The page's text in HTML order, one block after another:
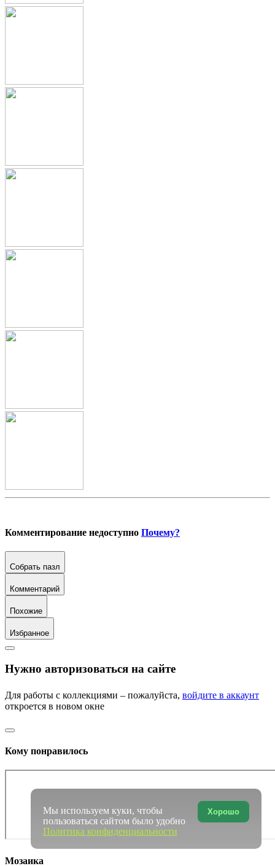
Комментирование недоступно Почему?
Собрать пазл
Комментарий
Похожие
Избранное
Нужно авторизоваться на сайте
Для работы с коллекциями – пожалуйста, войдите в аккаунт
откроется в новом окне
Кому понравилось
Мозаика
Хорошо
Мы используем куки, чтобы
пользоваться сайтом было удобно
Политика конфиденциальности